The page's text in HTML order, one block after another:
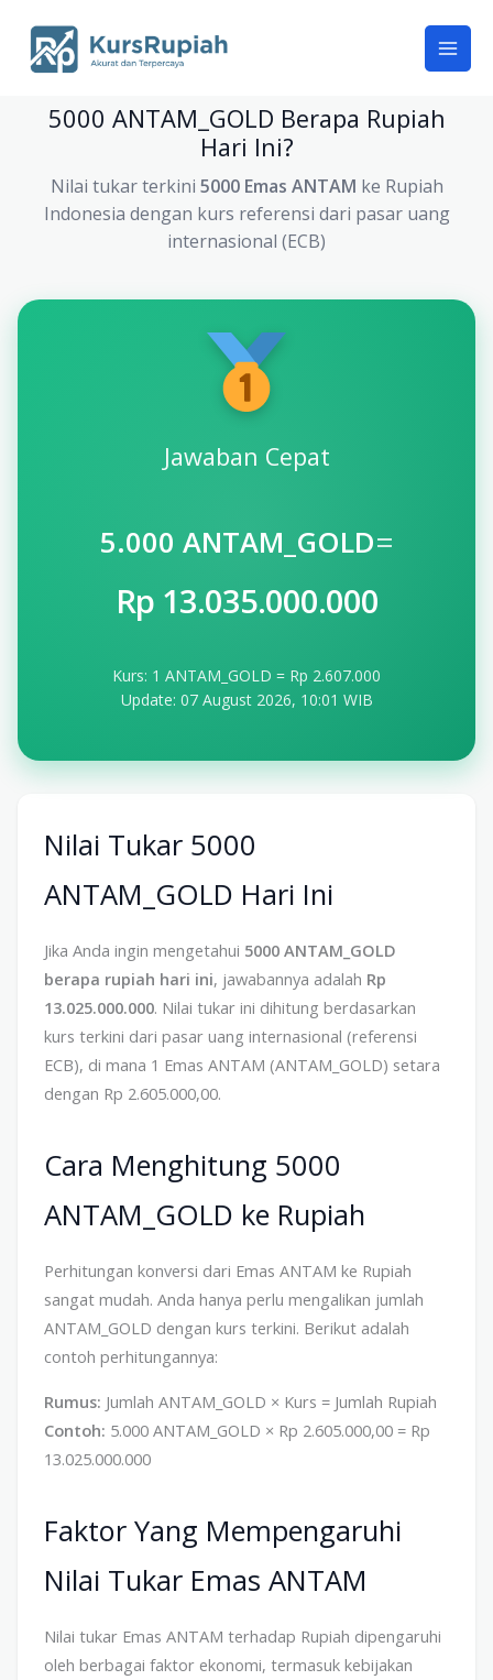
content
5000 ANTAM_GOLD Berapa Rupiah
Hari Ini?
Nilai tukar terkini 5000 Emas ANTAM ke Rupiah
Indonesia dengan kurs referensi dari pasar uang
internasional (ECB)
Jawaban Cepat
5.000 ANTAM_GOLD=
Rp 13.035.000.000
Kurs: 1 ANTAM_GOLD = Rp 2.607.000
Update: 07 August 2026, 10:01 WIB
Nilai Tukar 5000
ANTAM_GOLD Hari Ini
Jika Anda ingin mengetahui 5000 ANTAM_GOLD
berapa rupiah hari ini, jawabannya adalah Rp
13.025.000.000. Nilai tukar ini dihitung berdasarkan
kurs terkini dari pasar uang internasional (referensi
ECB), di mana 1 Emas ANTAM (ANTAM_GOLD) setara
dengan Rp 2.605.000,00.
Cara Menghitung 5000
ANTAM_GOLD ke Rupiah
Perhitungan konversi dari Emas ANTAM ke Rupiah
sangat mudah. Anda hanya perlu mengalikan jumlah
ANTAM_GOLD dengan kurs terkini. Berikut adalah
contoh perhitungannya:
Rumus: Jumlah ANTAM_GOLD × Kurs = Jumlah Rupiah
Contoh: 5.000 ANTAM_GOLD × Rp 2.605.000,00 = Rp
13.025.000.000
Faktor Yang Mempengaruhi
Nilai Tukar Emas ANTAM
Nilai tukar Emas ANTAM terhadap Rupiah dipengaruhi
oleh berbagai faktor ekonomi, termasuk kebijakan